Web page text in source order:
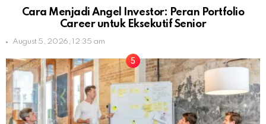
Cara Menjadi Angel Investor: Peran Portfolio
Career untuk Eksekutif Senior
August 5, 2026, 12:35 am